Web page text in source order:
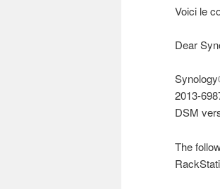
Voici le
Dear
2013-
DSM
The